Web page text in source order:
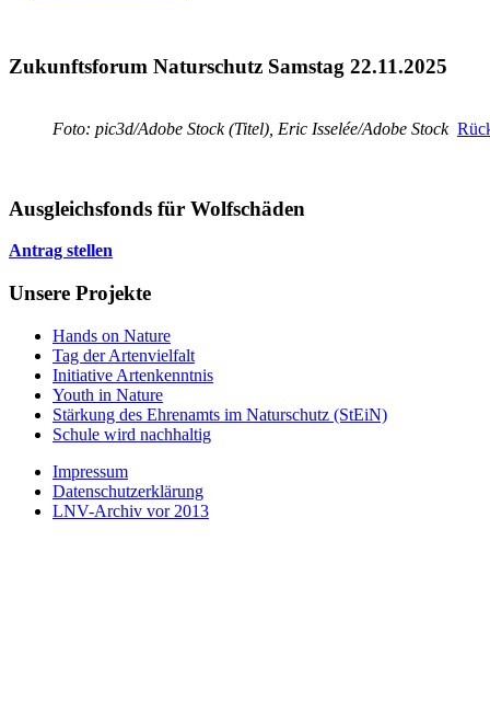
Zukunftsforum Naturschutz Samstag 22.11.2025
Foto: pic3d/Adobe Stock (Titel), Eric Isselée/Adobe Stock
Ausgleichsfonds für Wolfschäden
Antrag stellen
Unsere Projekte
Hands on Nature
Tag der Artenvielfalt
Initiative Artenkenntnis
Youth in Nature
Stärkung des Ehrenamts im Naturschutz (StEiN)
Schule wird nachhaltig
Impressum
Datenschutzerklärung
LNV-Archiv vor 2013